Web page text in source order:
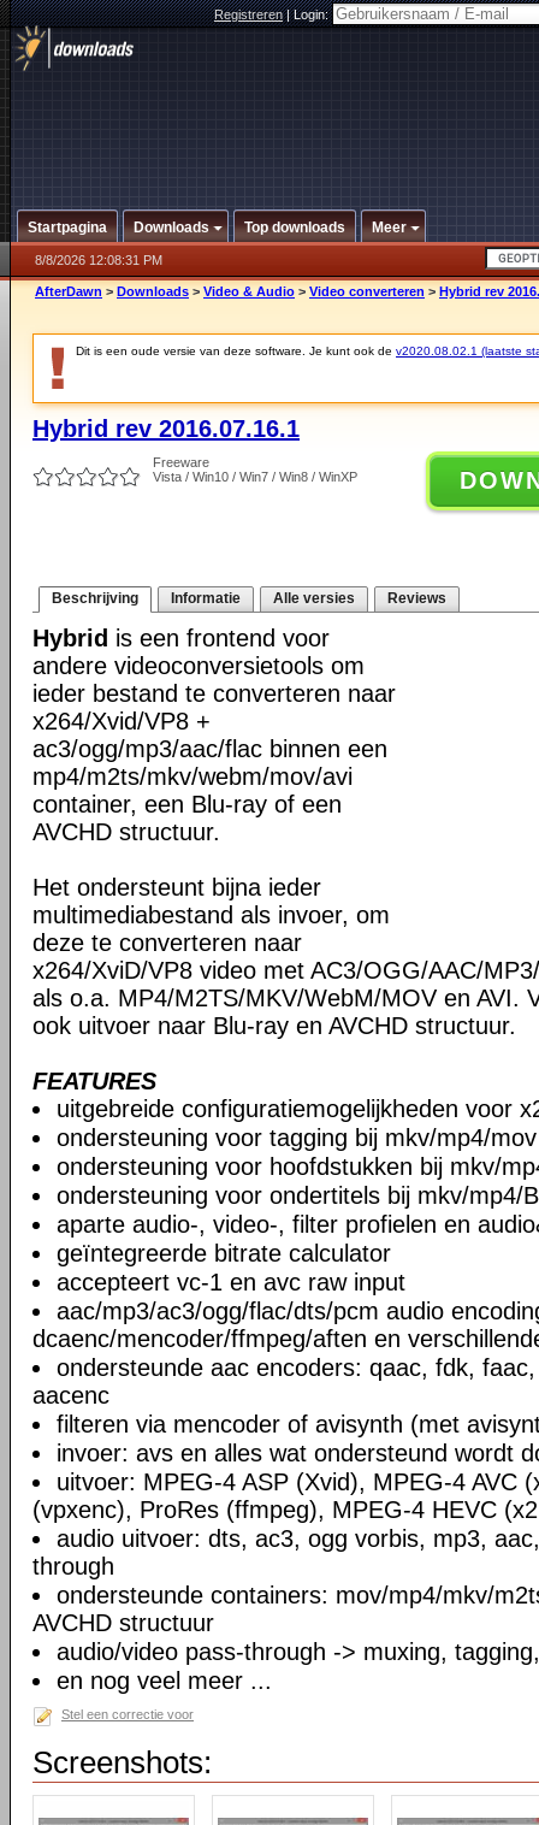
Registreren|Login:
Startpagina Downloads Top downloads Meer
8/8/2026 12:08:31 PM
AfterDawn > Downloads > Video & Audio > Video converteren > Hybrid rev
Dit is een oude versie van deze software. Je kunt ook de v2020.08.02.1 (laatste
Hybrid rev 2016.07.16.1
Freeware
Vista / Win10 / Win7 / Win8 / WinXP
Beschrijving Informatie Alle versies Reviews
Hybrid is een frontend voor
andere videoconversietools om
ieder bestand te converteren naar
x264/Xvid/VP8 +
ac3/ogg/mp3/aac/flac binnen een
mp4/m2ts/mkv/webm/mov/avi
container, een Blu-ray of een
AVCHD structuur.
Het ondersteunt bijna ieder
multimediabestand als invoer, om
deze te converteren naar
x264/XviD/VP8 video met AC3/OGG/AAC/
als o.a. MP4/M2TS/MKV/WebM/MOV en AVI.
ook uitvoer naar Blu-ray en AVCHD structuur.
FEATURES
uitgebreide configuratiemogelijkheden voor
ondersteuning voor tagging bij mkv/mp4/mov
ondersteuning voor hoofdstukken bij mkv/
ondersteuning voor ondertitels bij mkv/mp4/
aparte audio-, video-, filter profielen en
geïntegreerde bitrate calculator
accepteert vc-1 en avc raw input
aac/mp3/ac3/ogg/flac/dts/pcm audio
dcaenc/mencoder/ffmpeg/aften en
ondersteunde aac encoders: qaac, fdk,
aacenc
filteren via mencoder of avisynth (met
invoer: avs en alles wat ondersteund wordt
uitvoer: MPEG-4 ASP (Xvid), MPEG-4 AVC
(vpxenc), ProRes (ffmpeg), MPEG-4 HEVC
audio uitvoer: dts, ac3, ogg vorbis, mp3,
through
ondersteunde containers: mov/mp4/mkv/
AVCHD structuur
audio/video pass-through -> muxing,
en nog veel meer ...
Stel een correctie voor
Screenshots: